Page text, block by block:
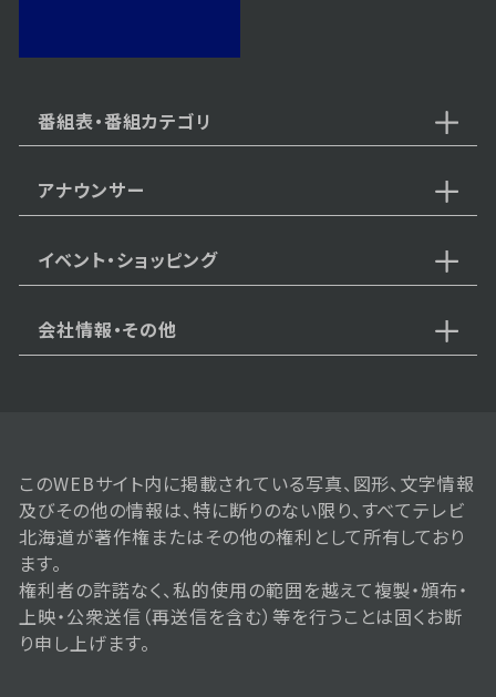
2月21日【中継：札幌市北区にオー
2月14日【中継：サッポロファクト
2026年01月24日 放送
1月24日【SixTONESのジェシー
さん登場！】
番組表・番組カテゴリ
アナウンサー
イベント・ショッピング
会社情報・その他
このWEBサイト内に掲載されている写真、図形、文字情報
及びその他の情報は、特に断りのない限り、すべてテレビ
北海道が著作権またはその他の権利として所有しており
ます。
権利者の許諾なく、私的使用の範囲を越えて複製・頒布・
上映・公衆送信（再送信を含む）等を行うことは固くお断
り申し上げます。